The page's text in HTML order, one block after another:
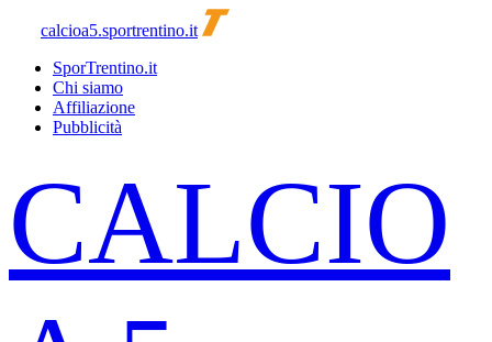
calcioa5.sportrentino.it
SporTrentino.it
Chi siamo
Affiliazione
Pubblicità